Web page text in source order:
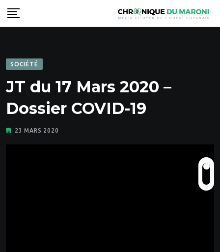
Skip
to
SOCIÉTÉ
JT du 17 Mars 2020 –
Dossier COVID-19
23 MARS 2020